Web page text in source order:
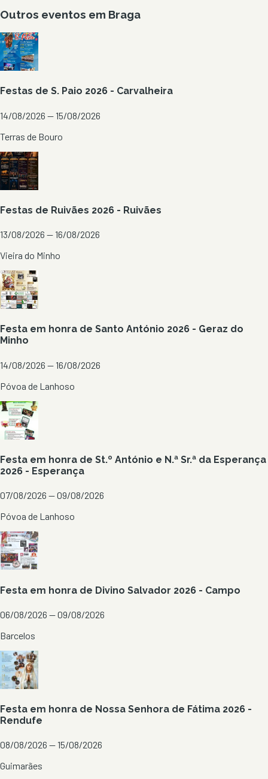
Outros eventos em Braga
Festas de S. Paio 2026 - Carvalheira
14/08/2026 — 15/08/2026
Terras de Bouro
Festas de Ruivães 2026 - Ruivães
13/08/2026 — 16/08/2026
Vieira do Minho
Festa em honra de Santo António 2026 - Geraz do
Minho
14/08/2026 — 16/08/2026
Póvoa de Lanhoso
Festa em honra de St.º António e N.ª Sr.ª da Esperança
2026 - Esperança
07/08/2026 — 09/08/2026
Póvoa de Lanhoso
Festa em honra de Divino Salvador 2026 - Campo
06/08/2026 — 09/08/2026
Barcelos
Festa em honra de Nossa Senhora de Fátima 2026 -
Rendufe
08/08/2026 — 15/08/2026
Guimarães